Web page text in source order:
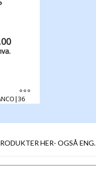
HER- OGSÅ ENG.